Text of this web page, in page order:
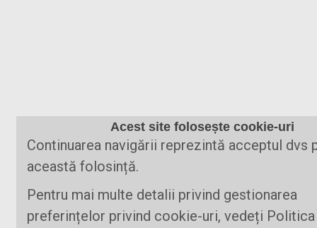
Acest site folosește cookie-uri
Continuarea navigării reprezintă acceptul dvs
această folosință.
Pentru mai multe detalii privind gestionarea
preferințelor privind cookie-uri, vedeți Politica